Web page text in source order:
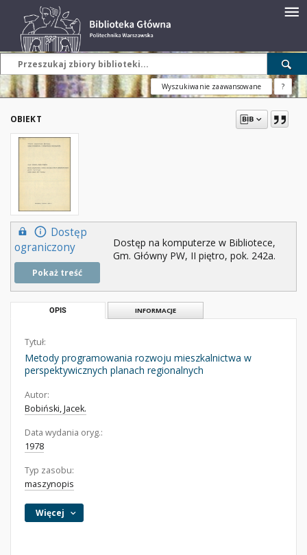
Wyszukiwanie zaawansowane ?
OBIEKT
Dostęp
ograniczony
Pokaż treść
Dostęp na komputerze w Bibliotece,
Gm. Główny PW, II piętro, pok. 242a.
OPIS INFORMACJE
Tytuł:
Metody programowania rozwoju mieszkalnictwa w
perspektywicznych planach regionalnych
Autor:
Bobiński, Jacek.
Data wydania oryg.:
1978
Typ zasobu:
maszynopis
Więcej